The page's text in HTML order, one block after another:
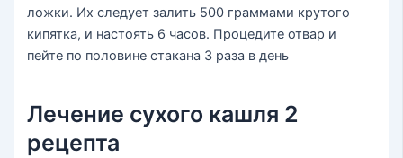
ложки. Их следует залить 500 граммами крутого
кипятка, и настоять 6 часов. Процедите отвар и
пейте по половине стакана 3 раза в день
Лечение сухого кашля 2
рецепта